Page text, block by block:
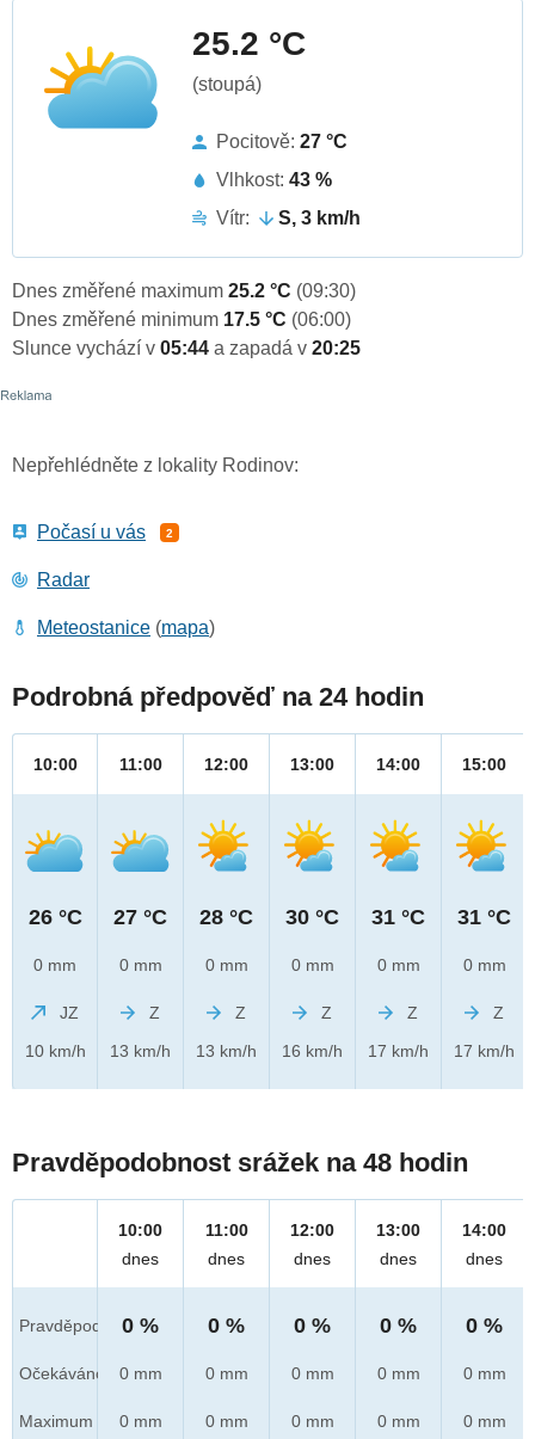
25.2 °C
(stoupá)
Pocitově: 27 °C
Vlhkost: 43 %
Vítr:
S, 3 km/h
Dnes změřené maximum 25.2 °C (09:30)
Dnes změřené minimum 17.5 °C (06:00)
Slunce vychází v 05:44 a zapadá v 20:25
Nepřehlédněte z lokality Rodinov:
Počasí u vás 2
Radar
Meteostanice (mapa)
Podrobná předpověď na 24 hodin
10:00
26 °C
0 mm
JZ
10 km/h
11:00
27 °C
0 mm
Z
13 km/h
12:00
28 °C
0 mm
Z
13 km/h
13:00
30 °C
0 mm
Z
16 km/h
14:00
31 °C
0 mm
Z
17 km/h
15:00
31 °C
0 mm
Z
17 km/h
Pravděpodobnost srážek na 48 hodin
Pravděpod.
Očekáváno
Maximum
10:00
dnes
0 %
0 mm
0 mm
11:00
dnes
0 %
0 mm
0 mm
12:00
dnes
0 %
0 mm
0 mm
13:00
dnes
0 %
0 mm
0 mm
14:00
dnes
0 %
0 mm
0 mm